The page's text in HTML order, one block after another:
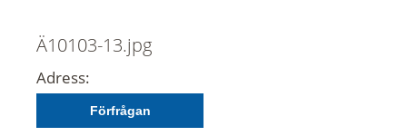
Ä10103-13.jpg
Adress:
Förfrågan